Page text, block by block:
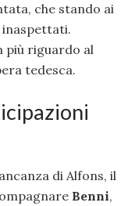
che stando ai
più riguardo al
tedesca.
di Alfons, il
Benni,